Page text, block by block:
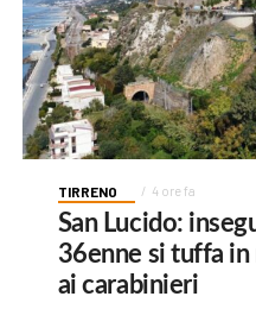
TIRRENO 4 ore fa
San Lucido:
36enne si tuffa
ai carabinieri